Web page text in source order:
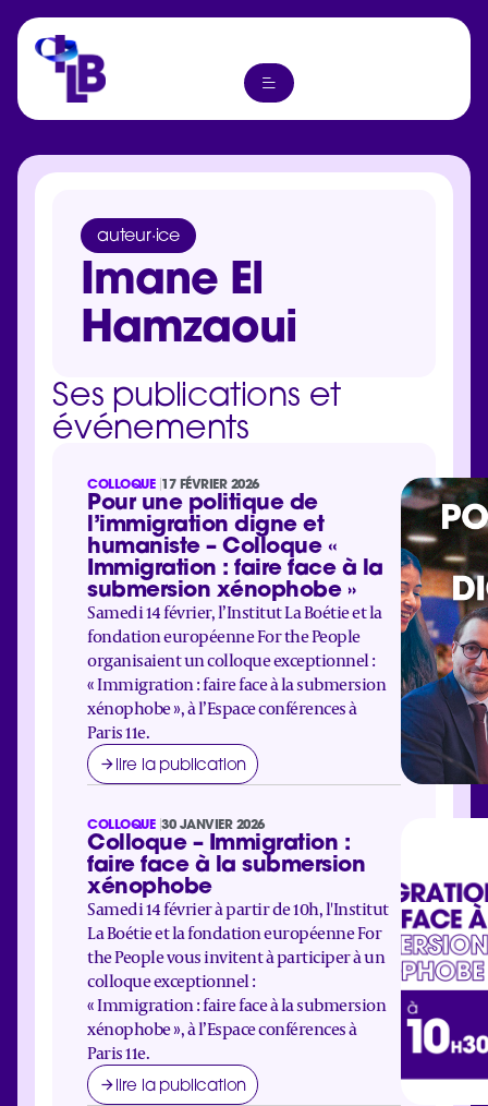
auteur·ice
Imane El
Hamzaoui
Ses publications et
événements
COLLOQUE 17 FÉVRIER 2026
Pour une politique de
l’immigration digne et
humaniste – Colloque «
Immigration : faire face à la
submersion xénophobe »
Samedi 14 février, l’Institut La Boétie et la
fondation européenne For the People
organisaient un colloque exceptionnel :
« Immigration : faire face à la submersion
xénophobe », à l’Espace conférences à
Paris 11e.
lire la publication
COLLOQUE 30 JANVIER 2026
Colloque – Immigration :
faire face à la submersion
xénophobe
Samedi 14 février à partir de 10h, l'Institut
La Boétie et la fondation européenne For
the People vous invitent à participer à un
colloque exceptionnel :
« Immigration : faire face à la submersion
xénophobe », à l’Espace conférences à
Paris 11e.
lire la publication